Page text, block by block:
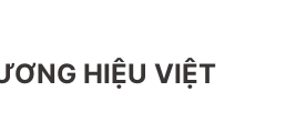
HIỆU VIỆT